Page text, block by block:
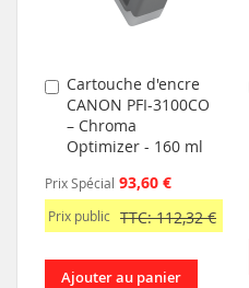
Cartouche d'encre
CANON PFI-3100CO
– Chroma
Optimizer - 160 ml
Prix Spécial 93,60 €
Prix public TTC: 112,32 €
Ajouter
au
panier
Ajouter au panier